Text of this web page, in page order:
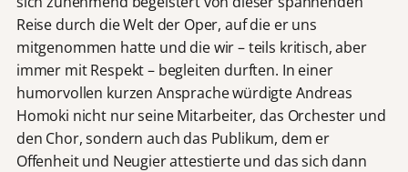
Reise durch die Welt der Oper, auf die er uns
mitgenommen hatte und die wir – teils kritisch, aber
immer mit Respekt – begleiten durften. In einer
humorvollen kurzen Ansprache würdigte Andreas
Homoki nicht nur seine Mitarbeiter, das Orchester und
den Chor, sondern auch das Publikum, dem er
Offenheit und Neugier attestierte und das sich dann